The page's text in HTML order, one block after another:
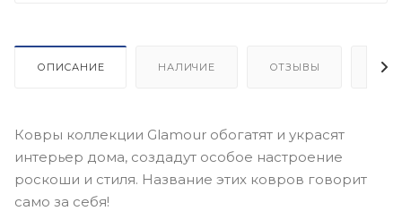
ОПИСАНИЕ НАЛИЧИЕ ОТЗЫВЫ
Ковры коллекции Glamour обогатят и украсят
интерьер дома, создадут особое настроение
роскоши и стиля. Название этих ковров говорит
само за себя!